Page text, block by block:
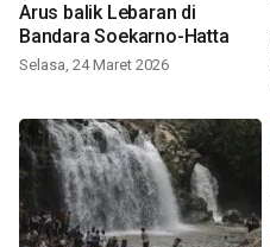
Arus balik Lebaran di
Bandara Soekarno-Hatta
Selasa, 24 Maret 2026